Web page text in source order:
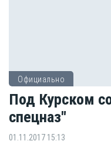
Официально
Под Курском
спецназ"
01.11.2017 15:13